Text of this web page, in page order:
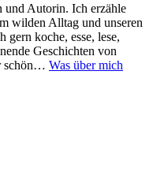
Autorin. Ich erzähle
wilden Alltag und unseren
gern koche, esse, lese,
Geschichten von
schön… Was über mich